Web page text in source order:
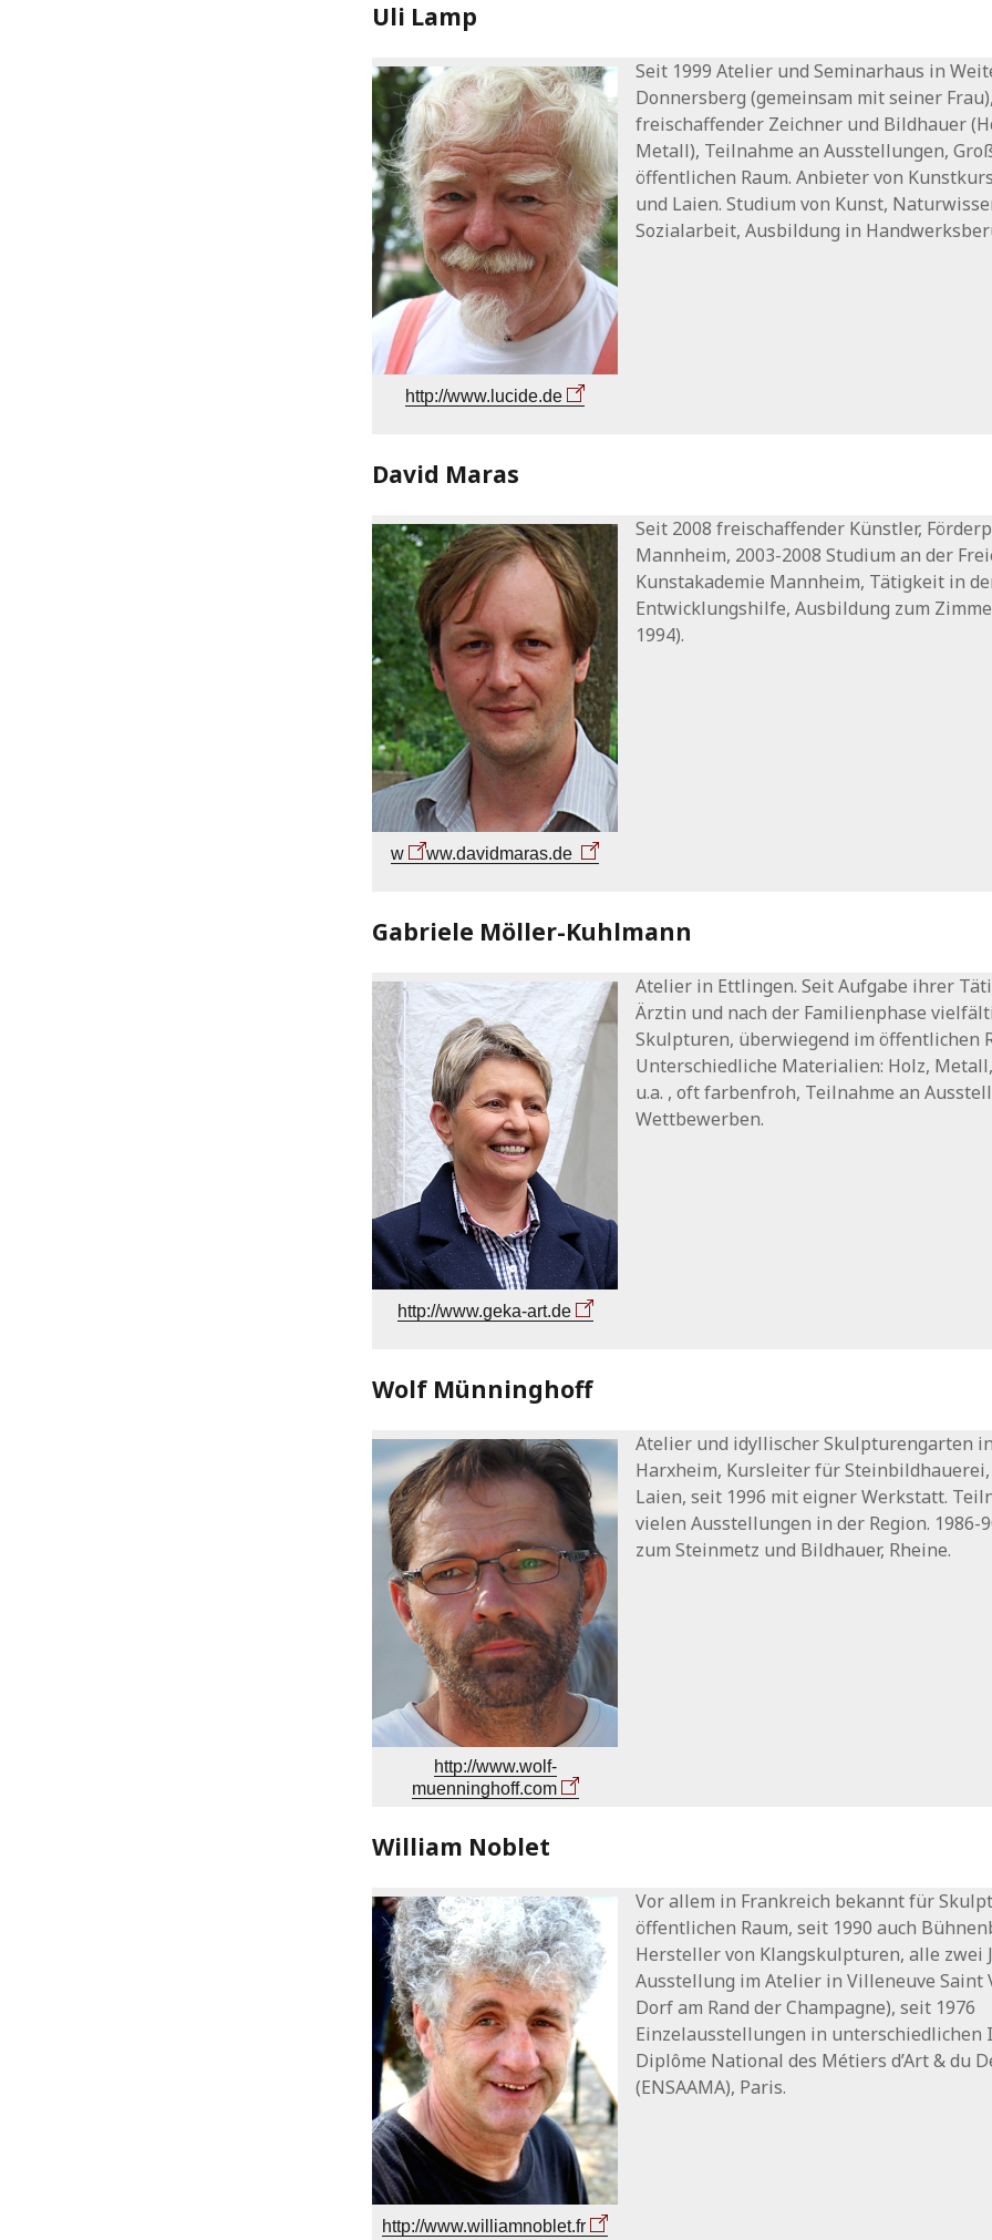
Uli Lamp
http://www.lucide.de
Seit 1999 Atelier und Seminarhaus in
Donnersberg (gemeinsam mit seiner Frau),
freischaffender Zeichner und Bildhauer
Metall), Teilnahme an Ausstellungen,
öffentlichen Raum. Anbieter von
und Laien. Studium von Kunst,
Sozialarbeit, Ausbildung in
David Maras
w ww.davidmaras.de
Seit 2008 freischaffender Künstler,
Mannheim, 2003-2008 Studium an der
Kunstakademie Mannheim, Tätigkeit in
Entwicklungshilfe, Ausbildung zum
1994).
Gabriele Möller-Kuhlmann
http://www.geka-art.de
Atelier in Ettlingen. Seit Aufgabe ihrer
Ärztin und nach der Familienphase
Skulpturen, überwiegend im öffentlichen
Unterschiedliche Materialien: Holz,
u.a. , oft farbenfroh, Teilnahme an
Wettbewerben.
Wolf Münninghoff
http://www.wolf-
muenninghoff.com
Atelier und idyllischer Skulpturengarten
Harxheim, Kursleiter für
Laien, seit 1996 mit eigner Werkstatt.
vielen Ausstellungen in der Region. 1986-
zum Steinmetz und Bildhauer, Rheine.
William Noblet
http://www.williamnoblet.fr
Vor allem in Frankreich bekannt für
öffentlichen Raum, seit 1990 auch
Hersteller von Klangskulpturen, alle zwei
Ausstellung im Atelier in Villeneuve Saint
Dorf am Rand der Champagne), seit 1976
Einzelausstellungen in unterschiedlichen
Diplôme National des Métiers d’Art & du
(ENSAAMA), Paris.